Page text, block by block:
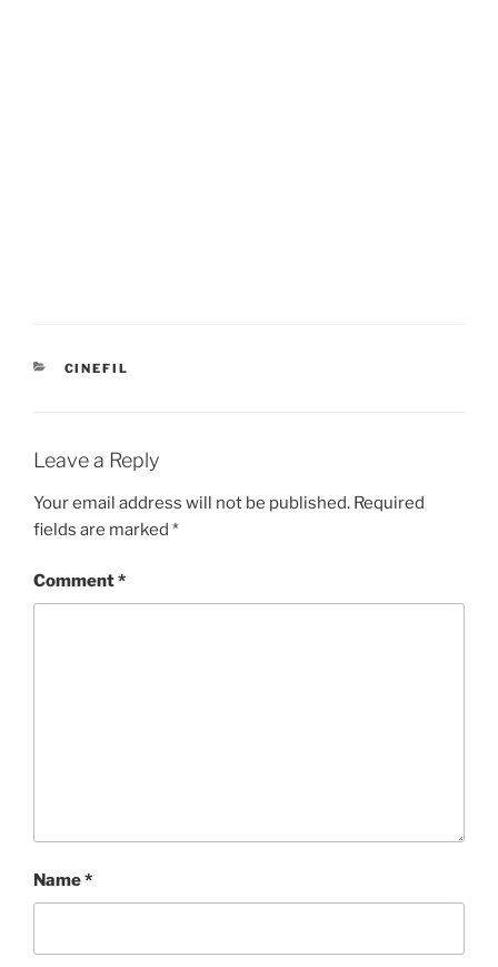
CATEGORIES
CINEFIL
Leave a Reply
Your email address will not be published. Required
fields are marked *
Comment*
Name*